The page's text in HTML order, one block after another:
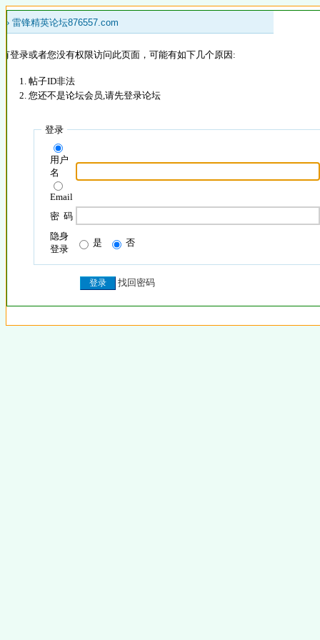
» 雷锋精英论坛876557.com
登录或者您没有权限访问此页面，可能有如下几个原因:
帖子ID非法
您还不是论坛会员,请先登录论坛
登录
用户
名
Email
密 码
隐身
登录
是 否
找回密码